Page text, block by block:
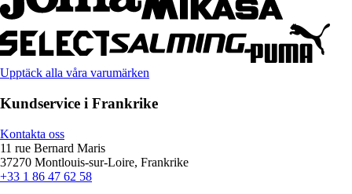
Upptäck alla våra varumärken
Kundservice i Frankrike
Kontakta oss
11 rue Bernard Maris
37270 Montlouis-sur-Loire, Frankrike
+33 1 86 47 62 58